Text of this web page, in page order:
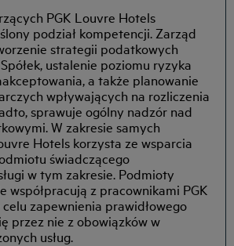
PGK Louvre Hotels
podział kompetencji. Zarząd
strategii podatkowych
ustalenie poziomu ryzyka
a także planowanie
wpływających na rozliczenia
sprawuje ogólny nadzór nad
W zakresie samych
Hotels korzysta ze wsparcia
świadczącego
w tym zakresie. Podmioty
współpracują z pracownikami PGK
zapewnienia prawidłowego
przez nie z obowiązków w
usług.